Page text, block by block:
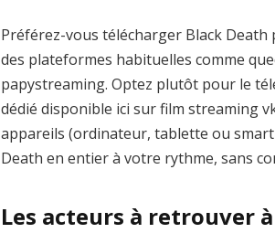
Préférez-vous télécharger Black
des plateformes habituelles comme
papystreaming. Optez plutôt pour le
dédié disponible ici sur film streaming
appareils (ordinateur, tablette ou
Death en entier à votre rythme, sans
Les acteurs à retrouver